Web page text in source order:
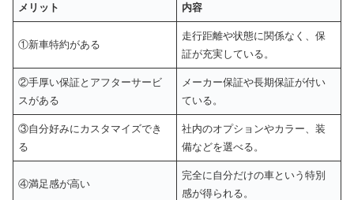
メリット 内容
①新車特約がある
走行距離や状態に関係なく、保
証が充実している。
②手厚い保証とアフターサービ
スがある
メーカー保証や長期保証が付い
ている。
③自分好みにカスタマイズでき
る
社内のオプションやカラー、装
備などを選べる。
④満足感が高い
完全に自分だけの車という特別
感が得られる。